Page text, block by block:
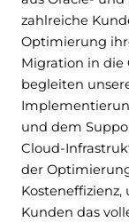
zahlreiche
Optimierung
Migration in die
begleiten
und dem
Cloud-
der
Kosteneffizienz,
Kunden das